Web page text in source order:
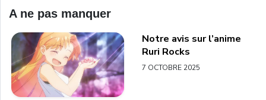
A ne pas manquer
Notre avis sur l’anime
Ruri Rocks
7 OCTOBRE 2025